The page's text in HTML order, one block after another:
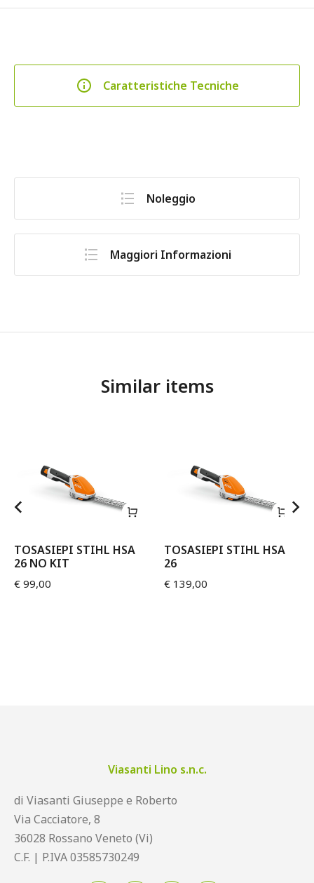
Caratteristiche Tecniche
Noleggio
Maggiori Informazioni
Similar items
TOSASIEPI STIHL HSA
26 NO KIT
€ 99,00
TOSASIEPI STIHL HSA
26
€ 139,00
Viasanti Lino s.n.c.
di Viasanti Giuseppe e Roberto
Via Cacciatore, 8
36028 Rossano Veneto (Vi)
C.F. | P.IVA 03585730249